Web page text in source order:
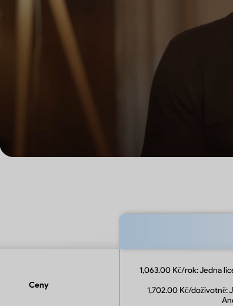
Ceny
1,063.00 Kč/rok: Jedna
1,702.00 Kč/doživotně: